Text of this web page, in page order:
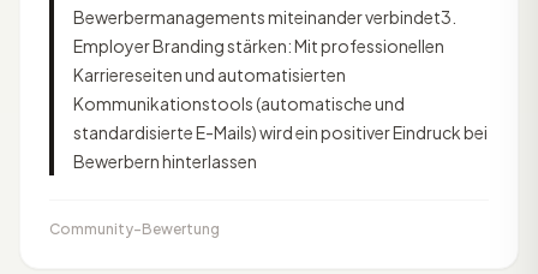
Bewerbermanagements miteinander verbindet3.
Employer Branding stärken: Mit professionellen
Karriereseiten und automatisierten
Kommunikationstools (automatische und
standardisierte E-Mails) wird ein positiver Eindruck bei
Bewerbern hinterlassen
Community-Bewertung